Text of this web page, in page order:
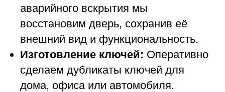
аварийного вскрытия мы
восстановим дверь, сохранив её
внешний вид и функциональность.
Изготовление ключей: Оперативно
сделаем дубликаты ключей для
дома, офиса или автомобиля.